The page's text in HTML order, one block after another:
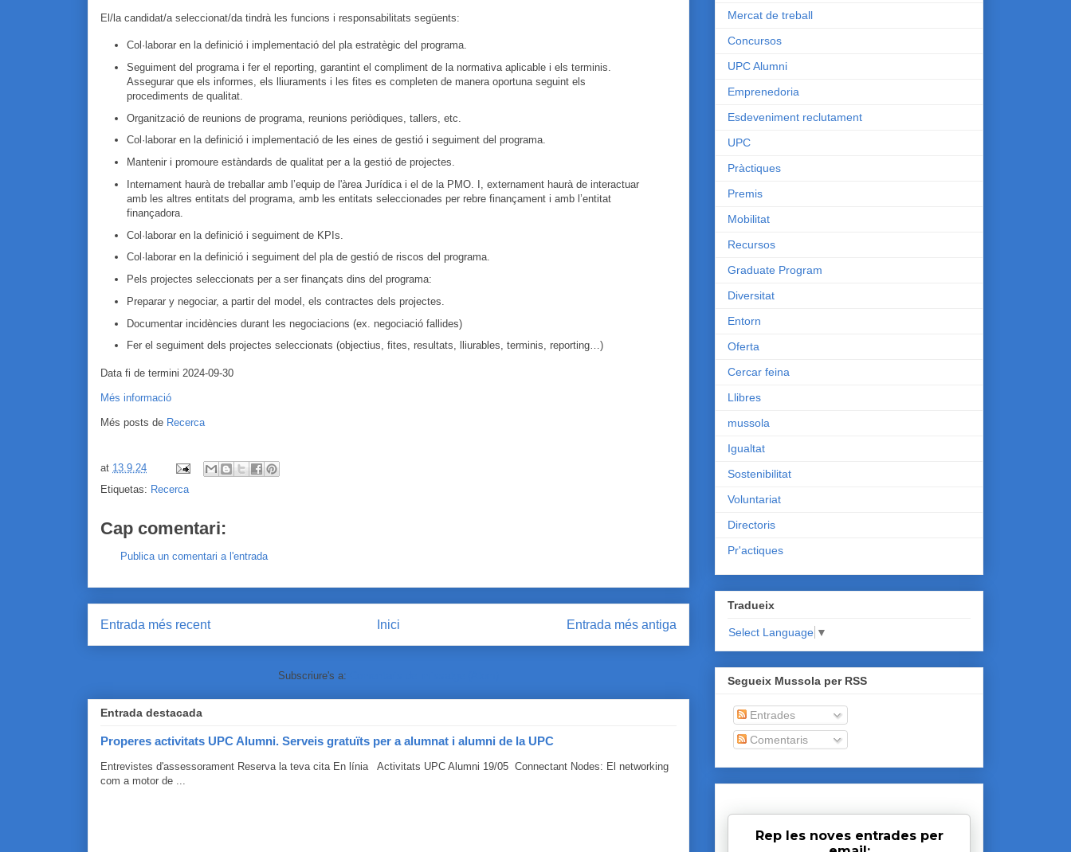
El/la candidat/a seleccionat/da tindrà les funcions i responsabilitats següents:
Col·laborar en la definició i implementació del pla estratègic del programa.
Seguiment del programa i fer el reporting, garantint el compliment de la normativa aplicable i els terminis.
Assegurar que els informes, els lliuraments i les fites es completen de manera oportuna seguint els
procediments de qualitat.
Organització de reunions de programa, reunions periòdiques, tallers, etc.
Col·laborar en la definició i implementació de les eines de gestió i seguiment del programa.
Mantenir i promoure estàndards de qualitat per a la gestió de projectes.
Internament haurà de treballar amb l’equip de l'àrea Jurídica i el de la PMO. I, externament haurà de interactuar
amb les altres entitats del programa, amb les entitats seleccionades per rebre finançament i amb l’entitat
finançadora.
Col·laborar en la definició i seguiment de KPIs.
Col·laborar en la definició i seguiment del pla de gestió de riscos del programa.
Pels projectes seleccionats per a ser finançats dins del programa:
Preparar y negociar, a partir del model, els contractes dels projectes.
Documentar incidències durant les negociacions (ex. negociació fallides)
Fer el seguiment dels projectes seleccionats (objectius, fites, resultats, lliurables, terminis, reporting…)
Data fi de termini 2024-09-30
Més informació
Més posts de Recerca
at 13.9.24
Etiquetas: Recerca
Cap comentari:
Publica un comentari a l'entrada
Entrada més recent Entrada més antiga
Inici
Subscriure's a:
Entrada destacada
Properes activitats UPC Alumni. Serveis gratuïts per a alumnat i alumni de la UPC
Entrevistes d'assessorament Reserva la teva cita En línia Activitats UPC Alumni 19/05 Connectant Nodes: El networking
com a motor de ...
Mercat de treball
Concursos
UPC Alumni
Emprenedoria
Esdeveniment reclutament
UPC
Pràctiques
Premis
Mobilitat
Recursos
Graduate Program
Diversitat
Entorn
Oferta
Cercar feina
Llibres
mussola
Igualtat
Sostenibilitat
Voluntariat
Directoris
Pr'actiques
Tradueix
Select Language ▼
Segueix Mussola per RSS
Entrades
Comentaris
Rep les noves entrades per